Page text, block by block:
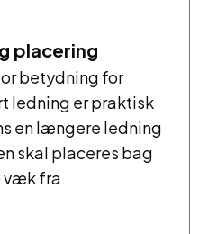
placering
betydning for
ledning er praktisk
en længere ledning
skal placeres bag
væk fra